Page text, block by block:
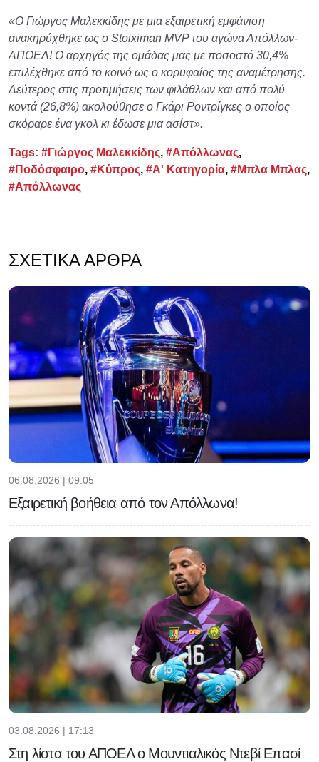
«Ο Γιώργος Μαλεκκίδης με μια εξαιρετική εμφάνιση
ανακηρύχθηκε ως ο Stoiximan MVP του αγώνα Απόλλων-
ΑΠΟΕΛ! Ο αρχηγός της ομάδας μας με ποσοστό 30,4%
επιλέχθηκε από το κοινό ως ο κορυφαίος της αναμέτρησης.
Δεύτερος στις προτιμήσεις των φιλάθλων και από πολύ
κοντά (26,8%) ακολούθησε ο Γκάρι Ροντρίγκες ο οποίος
σκόραρε ένα γκολ κι έδωσε μια ασίστ».
Tags: #Γιώργος Μαλεκκίδης, #Απόλλωνας,
#Ποδόσφαιρο, #Κύπρος, #Α' Κατηγορία, #Μπλα Μπλας,
#Απόλλωνας
ΣΧΕΤΙΚΆ ΆΡΘΡΑ
06.08.2026 | 09:05
Εξαιρετική βοήθεια από τον Απόλλωνα!
03.08.2026 | 17:13
Στη λίστα του ΑΠΟΕΛ ο Μουντιαλικός Ντεβί Επασί